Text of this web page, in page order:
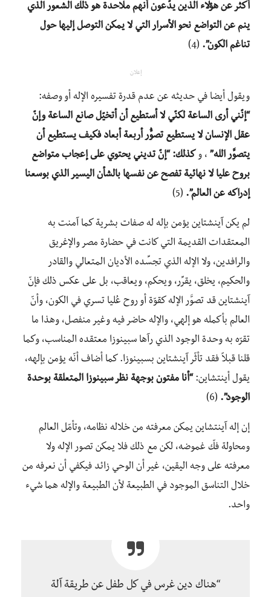
أكثر عن هؤلاء الذين يدّعون أنهم ملاحدة هو ذلك الشعور الذي
ينم عن التواضع نحو الأسرار التي لا يمكن التوصل إليها حول
تناغم الكون”. (4)
إعلان
ويقول أيضا في حديثه عن عدم قدرة تفسيره الإله أو وصفه:
“إنّني أرى الساعة لكنّي لا أستطيع أن أتخيّل صانع الساعة وإنّ
عقل الإنسان لا يستطيع تصوُّر أربعة أبعاد فكيف يستطيع أن
يتصوَّر الله” ، و كذلك: “إنّ تديني يحتوي على إعجاب متواضع
بروح عليا لا نهائية تفصح عن نفسها بالشأن اليسير الذي بوسعنا
إدراكه عن العالم”. (5)
لم يكن آينشتاين يؤمن بإله له صفات بشرية كما آمنت به
المعتقدات القديمة التي كانت في حضارة مصر والإغريق
والرافدين، ولا الإله الذي تجسِّده الأديان المتعالي والقادر
والحكيم، يخلق، يقرِّر، ويحكم، ويعاقب، بل على عكس ذلك فإنّ
آينشتاين قد تصوَّر الإله كقوّة أو روح عُليا تسري في الكون، وأنّ
العالم بأكمله هو إلهي، والإله حاضر فيه وغير منفصل، وهذا ما
تقرّه به وحدة الوجود الذي رآها سبينوزا معتقده المناسب، وكما
قلنا قبلاً فقد تأثّر آينشتاين بسبينوزا. كما أضاف أنّه يؤمن بإلهه،
يقول أينتشاين: “أنا مفتون بوجهة نظر سبينوزا المتعلقة بوحدة
الوجود”. (6)
إن إله آينتشاين يمكن معرفته من خلاله نظامه، وتأمّل العالم
ومحاولة فكّ غموضه، لكن مع ذلك فلا يمكن تصور الإله ولا
معرفته على وجه اليقين، غير أن الوحي زائد فيكفي أن نعرفه من
خلال التناسق الموجود في الطبيعة لأن الطبيعة والإله هما شيء
واحد.
“هناك دين غرس في كل طفل عن طريقة آلة